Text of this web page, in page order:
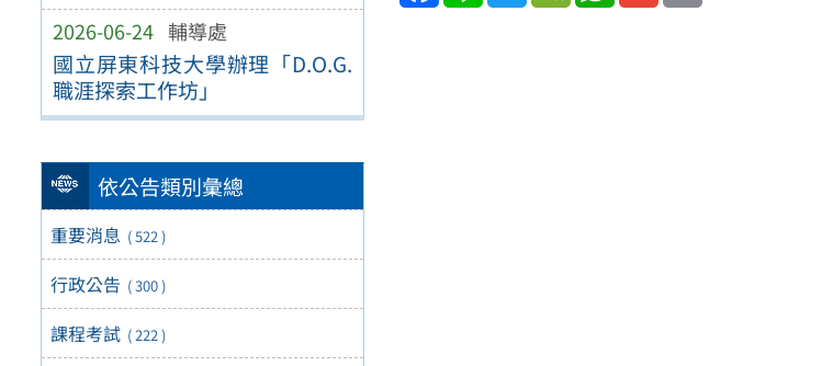
2026-06-24 輔導處
國立屏東科技大學辦理「D.O.G.
職涯探索工作坊」
依公告類別彙總
重要消息 ( 522 )
行政公告 ( 300 )
課程考試 ( 222 )